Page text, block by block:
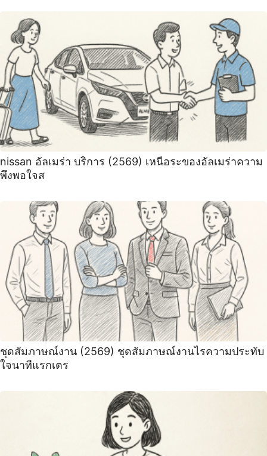
nissan อัลเมร่า บริการ (2569) เหนือระของอัลเมร่าความ
พึงพอใจส
ชุดสัมภาษณ์งาน (2569) ชุดสัมภาษณ์งานไรความประทับ
ใจนาทีแรกเตร